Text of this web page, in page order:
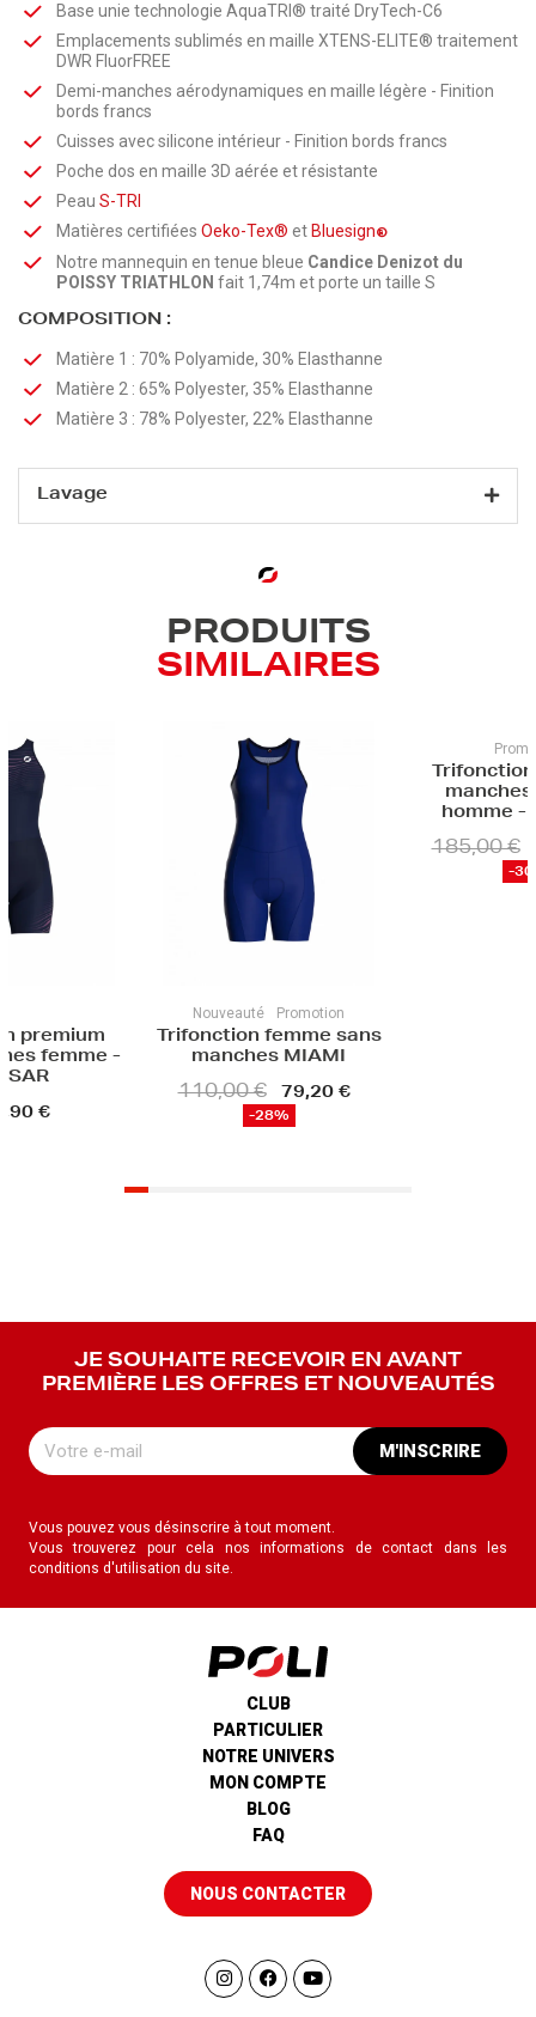
Base unie technologie AquaTRI® traité DryTech-C6
Emplacements sublimés en maille XTENS-ELITE® traitement
DWR FluorFREE
Demi-manches aérodynamiques en maille légère - Finition
bords francs
Cuisses avec silicone intérieur - Finition bords francs
Poche dos en maille 3D aérée et résistante
Peau S-TRI
Matières certifiées Oeko-Tex® et Bluesign®
Notre mannequin en tenue bleue Candice Denizot du
POISSY TRIATHLON fait 1,74m et porte un taille S
COMPOSITION :
Matière 1 : 70% Polyamide, 30% Elasthanne
Matière 2 : 65% Polyester, 35% Elasthanne
Matière 3 : 78% Polyester, 22% Elasthanne
Lavage
PRODUITS
SIMILAIRES
premium
femme -
€
Nouveauté
Promotion
Trifonction femme sans
manches MIAMI
110,00 € 79,20 €
-28%
homme -
185,00 €
-
JE SOUHAITE RECEVOIR EN AVANT
PREMIÈRE LES OFFRES ET NOUVEAUTÉS
M'INSCRIRE
Vous pouvez vous désinscrire à tout moment.
Vous trouverez pour cela nos informations de contact dans les
conditions d'utilisation du site.
CLUB
PARTICULIER
NOTRE UNIVERS
MON COMPTE
BLOG
FAQ
NOUS CONTACTER